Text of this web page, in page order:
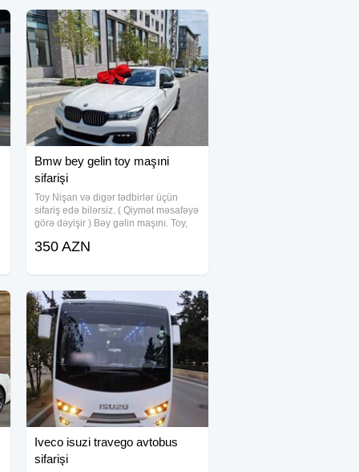
Bmw bey gelin toy maşıni
sifarişi
Toy Nişan və digər tədbirlər üçün
sifariş edə bilərsiz. ( Qiymət məsafəyə
görə dəyişir ) Bəy gəlin maşını. Toy,
Doğum Evindən Çıxarılması, Klip,
olunur.
350 AZN
Iveco isuzi travego avtobus
sifarişi